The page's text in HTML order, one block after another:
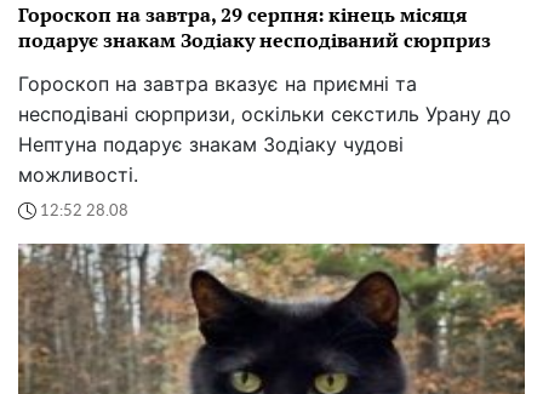
Гороскоп на завтра, 29 серпня: кінець місяця
подарує знакам Зодіаку несподіваний сюрприз
Гороскоп на завтра вказує на приємні та
несподівані сюрпризи, оскільки секстиль Урану до
Нептуна подарує знакам Зодіаку чудові
можливості.
12:52 28.08